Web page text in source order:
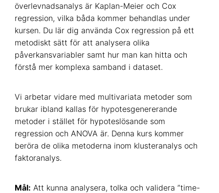
överlevnadsanalys är Kaplan-Meier och Cox
regression, vilka båda kommer behandlas under
kursen. Du lär dig använda Cox regression på ett
metodiskt sätt för att analysera olika
påverkansvariabler samt hur man kan hitta och
förstå mer komplexa samband i dataset.
Vi arbetar vidare med multivariata metoder som
brukar ibland kallas för hypotesgenererande
metoder i stället för hypoteslösande som
regression och ANOVA är. Denna kurs kommer
beröra de olika metoderna inom klusteranalys och
faktoranalys.
Mål: Att kunna analysera, tolka och validera ”time-